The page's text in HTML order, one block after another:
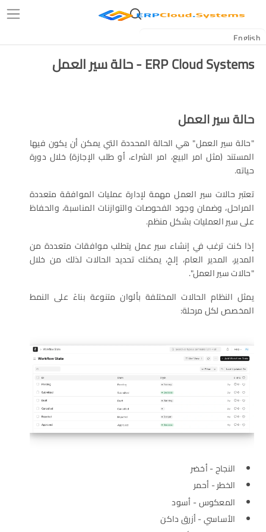
ERP Cloud Systems - حالة سير العمل
حالة سير العمل
"حالة سير العمل" هي الحالة المحددة التي يمكن أن يكون فيها
المستند (مثل امر البيع، امر الشراء، أو طلب الإجازة) خلال دورة
حياته.
تعتبر حالات سير العمل مهمة لإدارة عمليات الموافقة متعددة
المراحل، وضمان وجود الفحوصات والتوازنات المناسبة، والحفاظ
على سير العمليات بشكل منظم.
إذا كنت ترغب في إنشاء سير عمل يتطلب موافقات متعددة من
المدير، المدير العام، إلخ، يمكنك تحديد الحالات لذلك من خلال
"حالات سير العمل".
يمثل النظام الحالات المختلفة بألوان متنوعة بناءً على النمط
المخصص لكل مرحلة:
النجاح - أخضر
الخطر - أحمر
المعكوس - أسود
الأساسي - أزرق داكن